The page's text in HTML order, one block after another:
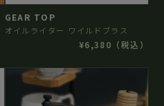
GEAR TOP
オイルライター ワイルドブラス
¥6,380（税込）